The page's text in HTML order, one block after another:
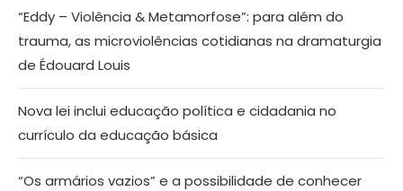
“Eddy – Violência & Metamorfose”: para além do
trauma, as microviolências cotidianas na dramaturgia
de Édouard Louis
Nova lei inclui educação política e cidadania no
currículo da educação básica
“Os armários vazios” e a possibilidade de conhecer